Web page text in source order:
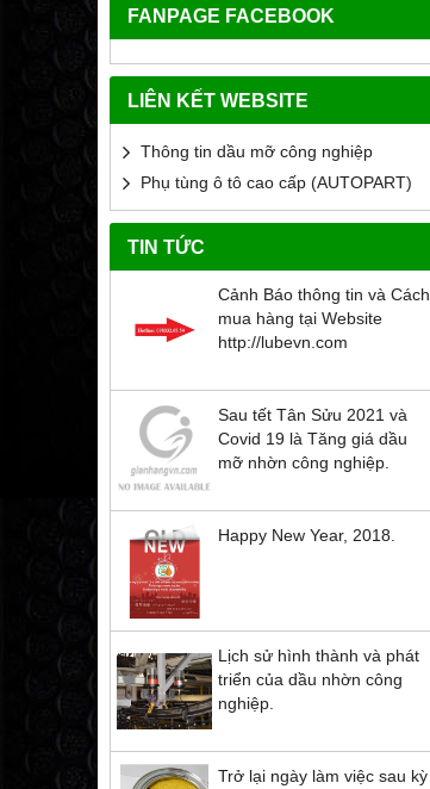
FANPAGE FACEBOOK
LIÊN KẾT WEBSITE
Thông tin dầu mỡ công nghiệp
Phụ tùng ô tô cao cấp (AUTOPART)
TIN TỨC
Cảnh Báo thông tin và Cách
mua hàng tại Website
http://lubevn.com
Sau tết Tân Sửu 2021 và
Covid 19 là Tăng giá dầu
mỡ nhờn công nghiệp.
Happy New Year, 2018.
Lịch sử hình thành và phát
triển của dầu nhờn công
nghiệp.
Trở lại ngày làm việc sau kỳ